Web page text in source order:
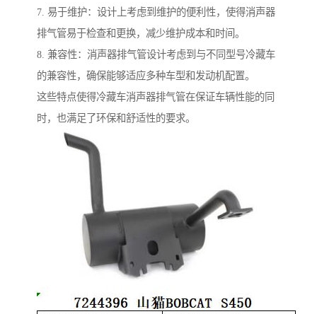
7. 易于维护：设计上考虑到维护的便利性，使得消声器
排气管易于检查和更换，减少维护成本和时间。
8. 兼容性：消声器排气管设计考虑到与不同型号冷藏车
的兼容性，确保能够适应多种车型和发动机配置。
这些特点使得冷藏车消声器排气管在保证车辆性能的同
时，也满足了环保和舒适性的要求。